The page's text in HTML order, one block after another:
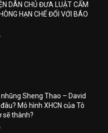
DÂN CHỦ ĐƯA LUẬT CẤM
HẠN CHẾ ĐỐI VỚI BÁO
Sheng Thao – David
Mô hình XHCN của Tô
sẽ thành?